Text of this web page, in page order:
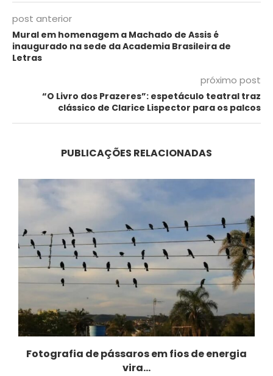
post anterior
Mural em homenagem a Machado de Assis é
inaugurado na sede da Academia Brasileira de
Letras
próximo post
“O Livro dos Prazeres”: espetáculo teatral traz
clássico de Clarice Lispector para os palcos
PUBLICAÇÕES RELACIONADAS
Fotografia de pássaros em fios de energia
vira...